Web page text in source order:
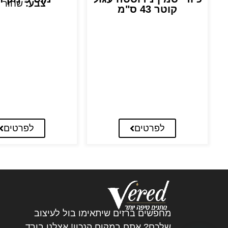
קוטר 43 ס"מ
לפרטים
צבע:
לפרטים
מחפשים ברזים שיתאימו בול לעיצוב